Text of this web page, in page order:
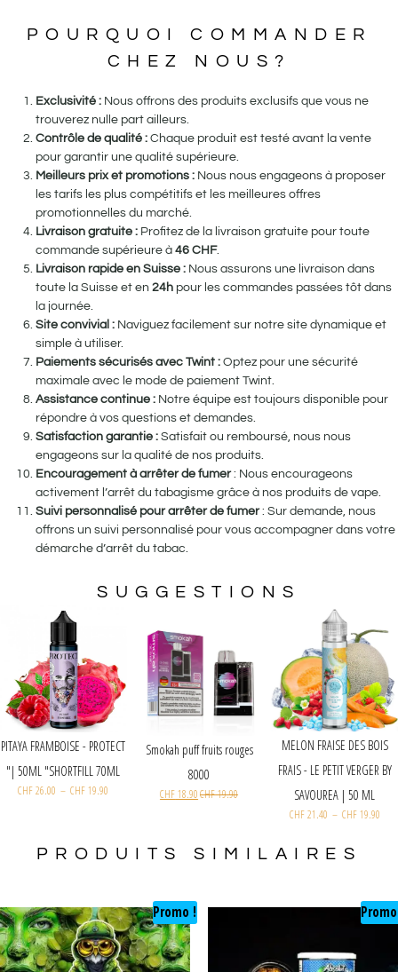
POURQUOI COMMANDER
CHEZ NOUS?
Exclusivité : Nous offrons des produits exclusifs que vous ne
trouverez nulle part ailleurs.
Contrôle de qualité : Chaque produit est testé avant la vente
pour garantir une qualité supérieure.
Meilleurs prix et promotions : Nous nous engageons à proposer
les tarifs les plus compétitifs et les meilleures offres
promotionnelles du marché.
Livraison gratuite : Profitez de la livraison gratuite pour toute
commande supérieure à 46 CHF.
Livraison rapide en Suisse : Nous assurons une livraison dans
toute la Suisse et en 24h pour les commandes passées tôt dans
la journée.
Site convivial : Naviguez facilement sur notre site dynamique et
simple à utiliser.
Paiements sécurisés avec Twint : Optez pour une sécurité
maximale avec le mode de paiement Twint.
Assistance continue : Notre équipe est toujours disponible pour
répondre à vos questions et demandes.
Satisfaction garantie : Satisfait ou remboursé, nous nous
engageons sur la qualité de nos produits.
Encouragement à arrêter de fumer: Nous encourageons
activement l’arrêt du tabagisme grâce à nos produits de vape.
Suivi personnalisé pour arrêter de fumer: Sur demande, nous
offrons un suivi personnalisé pour vous accompagner dans votre
démarche d’arrêt du tabac.
SUGGESTIONS
PITAYA FRAMBOISE -
| 50ML "SHORTFILL
CHF19.90
–
CHF26.00
–
21.40
Smokah puff Myrtille 8000
CHF 19.90
CHF18.90
PRODUITS SIMILAIRES
Promo !